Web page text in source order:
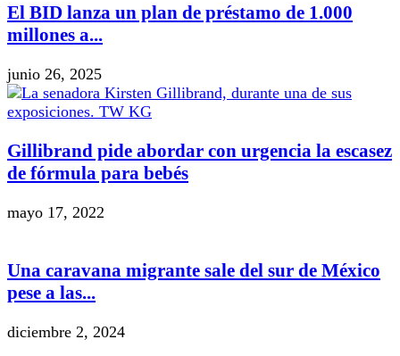
El BID lanza un plan de préstamo de 1.000
millones a...
junio 26, 2025
Gillibrand pide abordar con urgencia la escasez
de fórmula para bebés
mayo 17, 2022
Una caravana migrante sale del sur de México
pese a las...
diciembre 2, 2024